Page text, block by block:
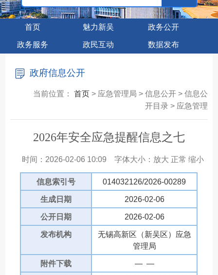
首页 魅力新吴 政务公开
政务服务 政民互动 数据发布
政府信息公开
当前位置： 首页> 应急管理局 > 信息公开 > 信息公
开目录 > 应急管理
2026年安全应急提醒信息之七
时间：2026-02-06 10:09 字体大小： 放大 正常 缩小
信息索引号 014032126/2026-00289
生成日期 2026-02-06
公开日期 2026-02-06
发布机构
无锡高新区（新吴区）应急
管理局
附件下载 — —